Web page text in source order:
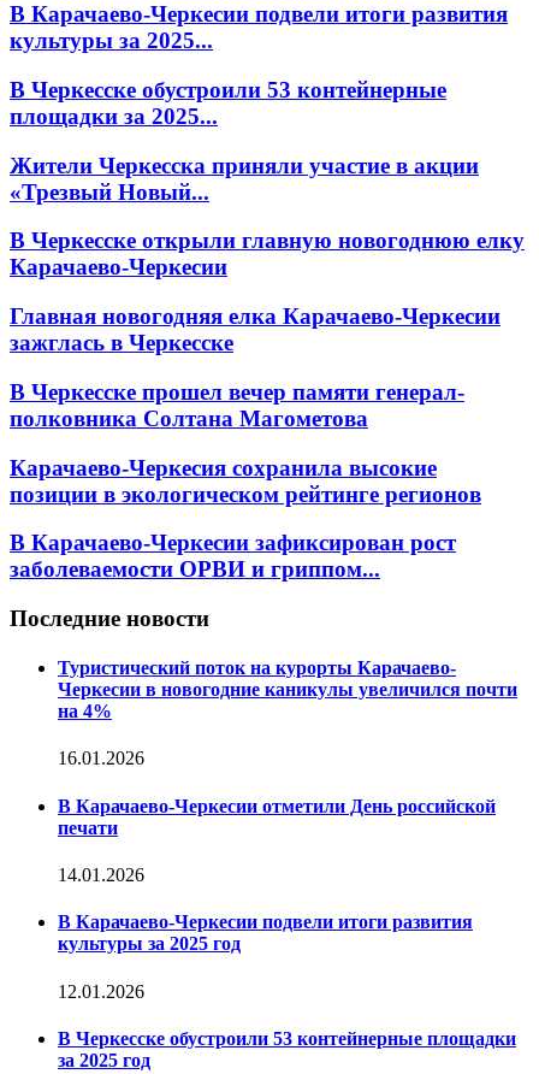
В Карачаево-Черкесии подвели итоги развития
культуры за 2025...
В Черкесске обустроили 53 контейнерные
площадки за 2025...
Жители Черкесска приняли участие в акции
«Трезвый Новый...
В Черкесске открыли главную новогоднюю елку
Карачаево-Черкесии
Главная новогодняя елка Карачаево-Черкесии
зажглась в Черкесске
В Черкесске прошел вечер памяти генерал-
полковника Солтана Магометова
Карачаево-Черкесия сохранила высокие
позиции в экологическом рейтинге регионов
В Карачаево-Черкесии зафиксирован рост
заболеваемости ОРВИ и гриппом...
Последние новости
Туристический поток на курорты Карачаево-
Черкесии в новогодние каникулы увеличился почти
на 4%
16.01.2026
В Карачаево-Черкесии отметили День российской
печати
14.01.2026
В Карачаево-Черкесии подвели итоги развития
культуры за 2025 год
12.01.2026
В Черкесске обустроили 53 контейнерные площадки
за 2025 год